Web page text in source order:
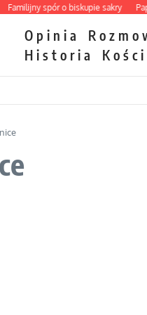
spór o biskupie sakry
Opinia
Historia